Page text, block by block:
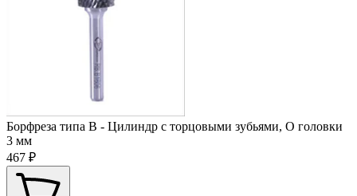
Борфреза типа В - Цилиндр с торцовыми зубьями, O головки
3 мм
467 ₽